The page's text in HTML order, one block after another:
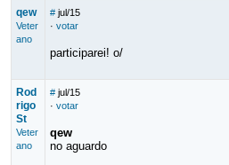
qew
Veter
ano
# jul/15
· votar
participarei! o/
Rod
rigo
St
Veter
ano
# jul/15
· votar
qew
no aguardo